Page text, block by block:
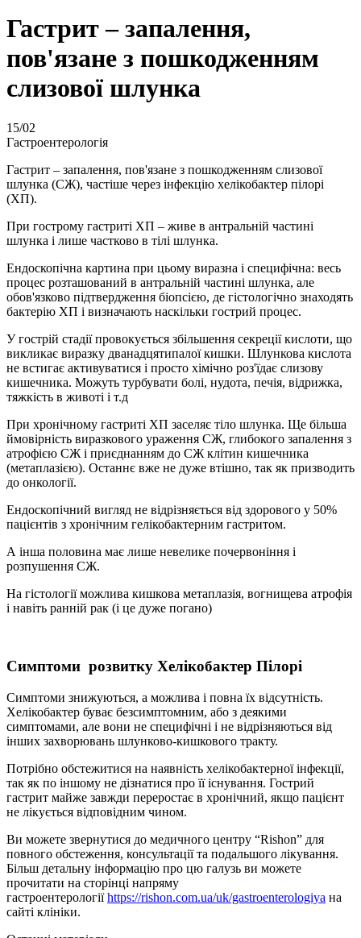
Гастрит – запалення,
пов'язане з пошкодженням
слизової шлунка
15/02
Гастроентерологія
Гастрит – запалення, пов'язане з пошкодженням слизової
шлунка (СЖ), частіше через інфекцію хелікобактер пілорі
(ХП).
При гострому гастриті ХП – живе в антральній частині
шлунка і лише частково в тілі шлунка.
Ендоскопічна картина при цьому виразна і специфічна: весь
процес розташований в антральній частині шлунка, але
обов'язково підтвердження біопсією, де гістологічно знаходять
бактерію ХП і визначають наскільки гострий процес.
У гострій стадії провокується збільшення секреції кислоти, що
викликає виразку дванадцятипалої кишки. Шлункова кислота
не встигає активуватися і просто хімічно роз'їдає слизову
кишечника. Можуть турбувати болі, нудота, печія, відрижка,
тяжкість в животі і т.д
При хронічному гастриті ХП заселяє тіло шлунка. Ще більша
ймовірність виразкового ураження СЖ, глибокого запалення з
атрофією СЖ і приєднанням до СЖ клітин кишечника
(метаплазією). Останнє вже не дуже втішно, так як призводить
до онкології.
Ендоскопічний вигляд не відрізняється від здорового у 50%
пацієнтів з хронічним гелікобактерним гастритом.
А інша половина має лише невелике почервоніння і
розпушення СЖ.
На гістології можлива кишкова метаплазія, вогнищева атрофія
і навіть ранній рак (і це дуже погано)
Симптоми розвитку Хелікобактер Пілорі
Симптоми знижуються, а можлива і повна їх відсутність.
Хелікобактер буває безсимптомним, або з деякими
симптомами, але вони не специфічні і не відрізняються від
інших захворювань шлунково-кишкового тракту.
Потрібно обстежитися на наявність хелікобактерної інфекції,
так як по іншому не дізнатися про її існування. Гострий
гастрит майже завжди переростає в хронічний, якщо пацієнт
не лікується відповідним чином.
Ви можете звернутися до медичного центру “Rishon” для
повного обстеження, консультації та подальшого лікування.
Більш детальну інформацію про цю галузь ви можете
прочитати на сторінці напряму
гастроентерологіїhttps://rishon.com.ua/uk/gastroenterologiya на
сайті клініки.